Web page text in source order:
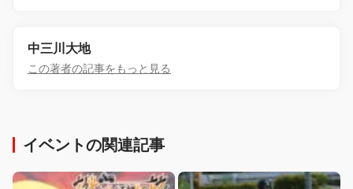
中三川大地
この著者の記事をもっと見る
イベントの関連記事